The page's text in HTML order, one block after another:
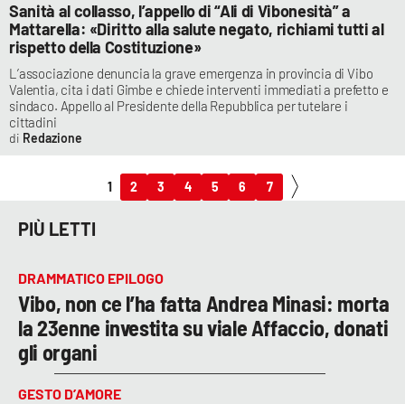
Sanità al collasso, l’appello di “Ali di Vibonesità” a
Mattarella: «Diritto alla salute negato, richiami tutti al
rispetto della Costituzione»
L’associazione denuncia la grave emergenza in provincia di Vibo
Valentia, cita i dati Gimbe e chiede interventi immediati a prefetto e
sindaco. Appello al Presidente della Repubblica per tutelare i
cittadini
Redazione
1 2 3 4 5 6 7
PIÙ LETTI
DRAMMATICO EPILOGO
Vibo, non ce l’ha fatta Andrea Minasi: morta
la 23enne investita su viale Affaccio, donati
gli organi
GESTO D’AMORE